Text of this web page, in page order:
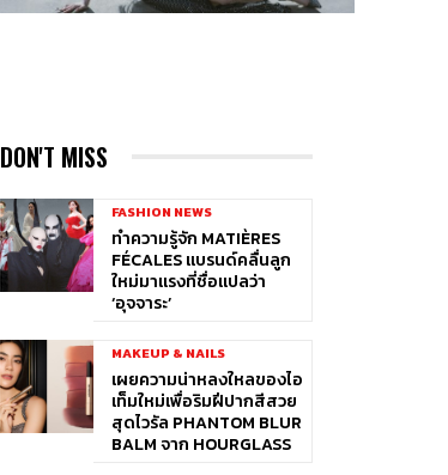
DON'T MISS
FASHION NEWS
ทำความรู้จัก MATIÈRES
FÉCALES แบรนด์คลื่นลูก
ใหม่มาแรงที่ชื่อแปลว่า
‘อุจจาระ’
MAKEUP & NAILS
เผยความน่าหลงใหลของไอ
เท็มใหม่เพื่อริมฝีปากสีสวย
สุดไวรัล PHANTOM BLUR
BALM จาก HOURGLASS